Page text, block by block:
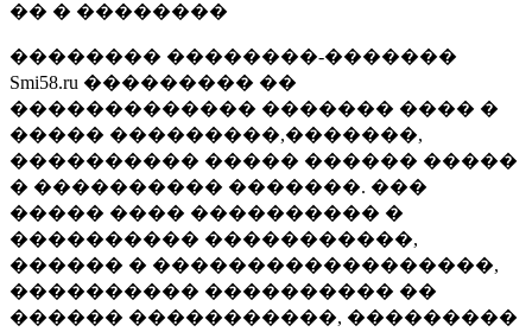
�� � ��������
�������� ��������-�������
Smi58.ru ��������� ��
������������� ������� ���� �
����� ���������,�������,
���������� ����� ������ �����
� ���������� �������. ���
����� ���� ���������� �
���������� �����������,
������ � ������������������,
���������� ���������� ��
������ �����������, ���������